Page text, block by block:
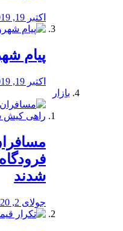
اکتبر 19, 2019
پیام
اکتبر 19, 2019
بازار
شدند
جولای 2, 2020